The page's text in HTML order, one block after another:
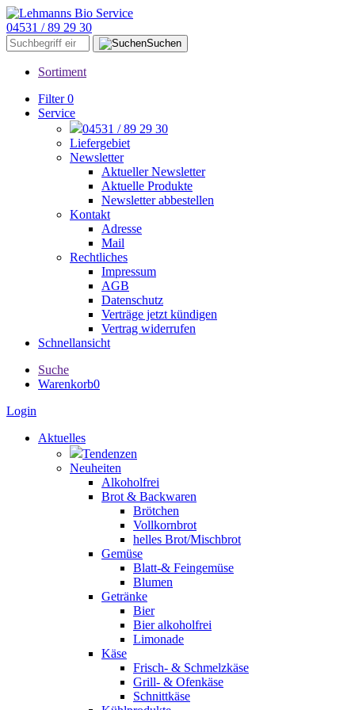
04531 / 89 29 30
Suchen
Sortiment
Filter 0
Service
04531 / 89 29 30
Liefergebiet
Newsletter
Aktueller Newsletter
Aktuelle Produkte
Newsletter abbestellen
Kontakt
Adresse
Mail
Rechtliches
Impressum
AGB
Datenschutz
Verträge jetzt kündigen
Vertrag widerrufen
Schnellansicht
Suche
Warenkorb0
Login
Aktuelles
Tendenzen
Neuheiten
Alkoholfrei
Brot & Backwaren
Brötchen
Vollkornbrot
helles Brot/Mischbrot
Gemüse
Blatt-& Feingemüse
Blumen
Getränke
Bier
Bier alkoholfrei
Limonade
Käse
Frisch- & Schmelzkäse
Grill- & Ofenkäse
Schnittkäse